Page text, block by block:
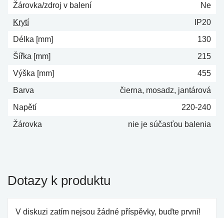
Žárovka/zdroj v balení
Ne
Krytí
IP20
Délka [mm]
130
Šířka [mm]
215
Výška [mm]
455
Barva
čierna, mosadz, jantárová
Napětí
220-240
Žárovka
nie je súčasťou balenia
Dotazy k produktu
V diskuzi zatím nejsou žádné příspěvky, buďte první!